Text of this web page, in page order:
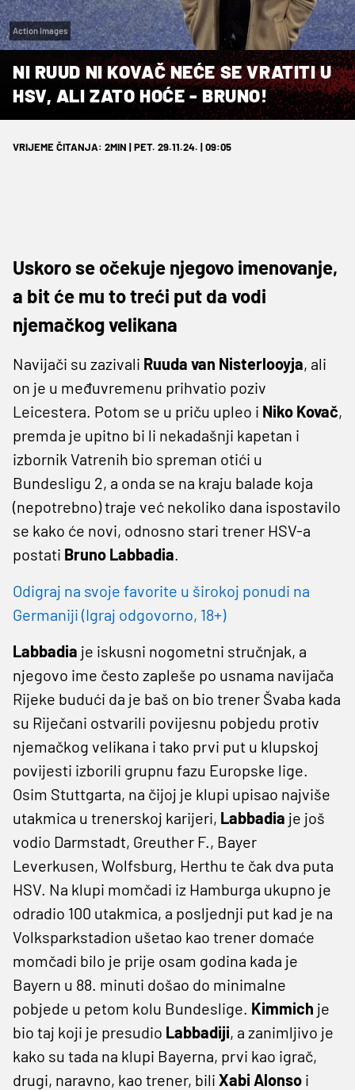
Action Images
NI RUUD NI KOVAČ NEĆE SE VRATITI U
HSV, ALI ZATO HOĆE - BRUNO!
VRIJEME ČITANJA: 2MIN | PET. 29.11.24. | 09:05
Uskoro se očekuje njegovo imenovanje,
a bit će mu to treći put da vodi
njemačkog velikana
Navijači su zazivali Ruuda van Nisterlooyja, ali
on je u međuvremenu prihvatio poziv
Leicestera. Potom se u priču upleo i Niko Kovač,
premda je upitno bi li nekadašnji kapetan i
izbornik Vatrenih bio spreman otići u
Bundesligu 2, a onda se na kraju balade koja
(nepotrebno) traje već nekoliko dana ispostavilo
se kako će novi, odnosno stari trener HSV-a
postati Bruno Labbadia.
Odigraj na svoje favorite u širokoj ponudi na
Germaniji (Igraj odgovorno, 18+)
Labbadia je iskusni nogometni stručnjak, a
njegovo ime često zapleše po usnama navijača
Rijeke budući da je baš on bio trener Švaba kada
su Riječani ostvarili povijesnu pobjedu protiv
njemačkog velikana i tako prvi put u klupskoj
povijesti izborili grupnu fazu Europske lige.
Osim Stuttgarta, na čijoj je klupi upisao najviše
utakmica u trenerskoj karijeri, Labbadia je još
vodio Darmstadt, Greuther F., Bayer
Leverkusen, Wolfsburg, Herthu te čak dva puta
HSV. Na klupi momčadi iz Hamburga ukupno je
odradio 100 utakmica, a posljednji put kad je na
Volksparkstadion ušetao kao trener domaće
momčadi bilo je prije osam godina kada je
Bayern u 88. minuti došao do minimalne
pobjede u petom kolu Bundeslige. Kimmich je
bio taj koji je presudio Labbadiji, a zanimljivo je
kako su tada na klupi Bayerna, prvi kao igrač,
drugi, naravno, kao trener, bili Xabi Alonso i